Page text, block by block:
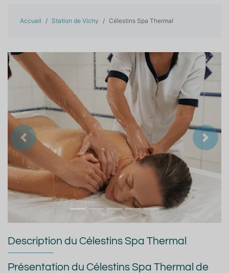
Accueil Station de Vichy Célestins Spa Thermal
Précedent
Description du Célestins Spa Thermal
Présentation du Célestins Spa Thermal de